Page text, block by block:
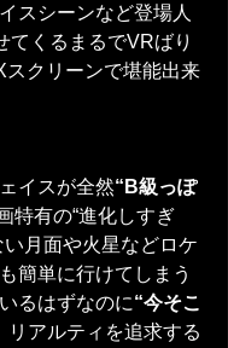
スシーンなど登場人
てくるまるでVRばり
スクリーンで堪能出来
イスが全然“B級っぽ
特有の“進化しすぎ
い月面や火星などロケ
簡単に行けてしまう
るはずなのに“今そこ
リアルティを追求する